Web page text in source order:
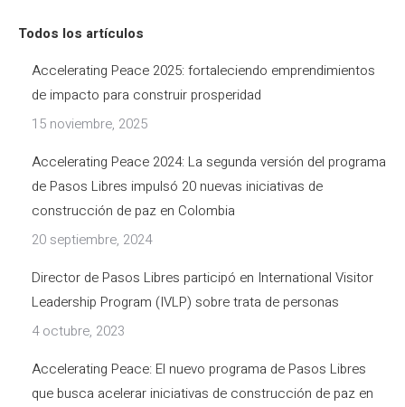
Todos los artículos
Accelerating Peace 2025: fortaleciendo emprendimientos
de impacto para construir prosperidad
15 noviembre, 2025
Accelerating Peace 2024: La segunda versión del programa
de Pasos Libres impulsó 20 nuevas iniciativas de
construcción de paz en Colombia
20 septiembre, 2024
Director de Pasos Libres participó en International Visitor
Leadership Program (IVLP) sobre trata de personas
4 octubre, 2023
Accelerating Peace: El nuevo programa de Pasos Libres
que busca acelerar iniciativas de construcción de paz en